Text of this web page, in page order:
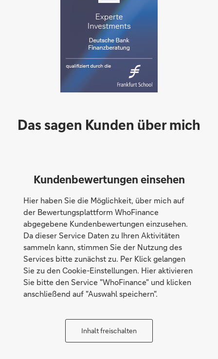
Das sagen Kunden über mich
Kundenbewertungen einsehen
Hier haben Sie die Möglichkeit, über mich auf
der Bewertungsplattform WhoFinance
abgegebene Kundenbewertungen einzusehen.
Da dieser Service Daten zu Ihren Aktivitäten
sammeln kann, stimmen Sie der Nutzung des
Services bitte zunächst zu. Per Klick gelangen
Sie zu den Cookie-Einstellungen. Hier aktivieren
Sie bitte den Service "WhoFinance" und klicken
anschließend auf "Auswahl speichern".
Inhalt freischalten